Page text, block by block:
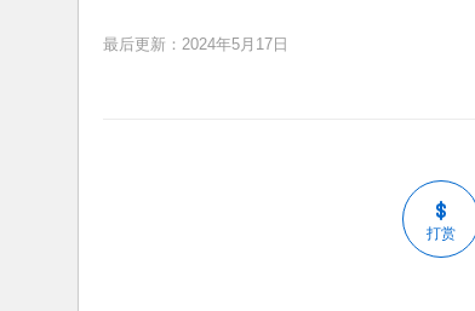
最后更新：2024年5月17日
打赏